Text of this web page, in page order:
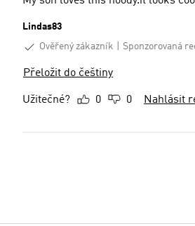
Lindas83
Ověřený zákazník
Sponzorovaná
Přeložit do češtiny
Užitečné? 0 0 Nahlásit